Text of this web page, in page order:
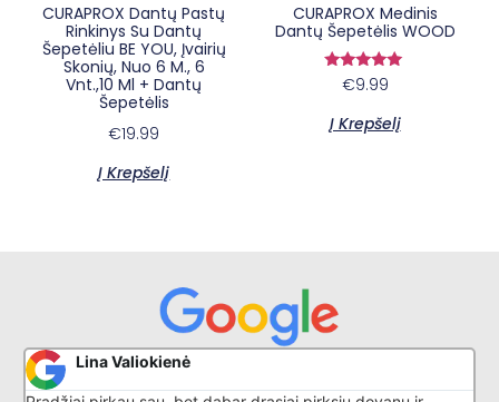
CURAPROX Dantų Pastų
Rinkinys Su Dantų
Šepetėliu BE YOU, Įvairių
Skonių, Nuo 6 M., 6
Vnt.,10 Ml + Dantų
Šepetėlis
€19.99
Į Krepšelį
CURAPROX Medinis
Dantų Šepetėlis WOOD
Įvertinimas:
5.00
€9.99
Į Krepšelį
Lina Valiokienė